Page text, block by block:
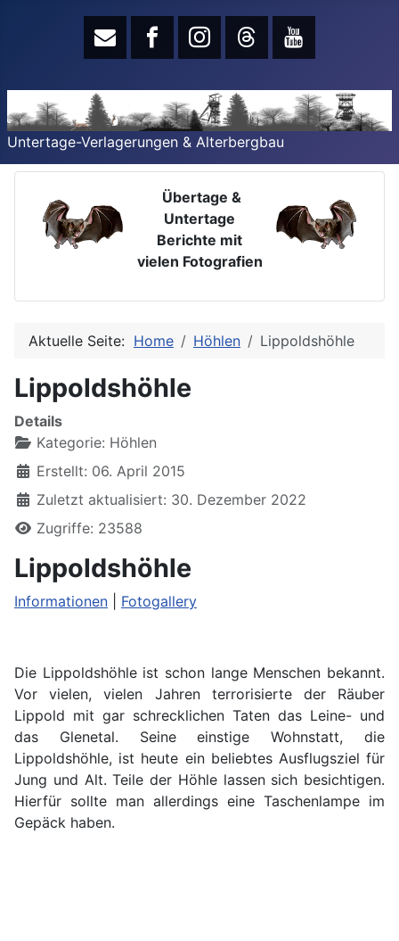
Untertage-Verlagerungen & Alterbergbau
Übertage &
Untertage
Berichte mit
vielen Fotografien
Aktuelle Seite: Home Höhlen Lippoldshöhle
Lippoldshöhle
Details
Kategorie: Höhlen
Erstellt: 06. April 2015
Zuletzt aktualisiert: 30. Dezember 2022
Zugriffe: 23588
Lippoldshöhle
Informationen Fotogallery
Die Lippoldshöhle ist schon lange Menschen bekannt.
Vor vielen, vielen Jahren terrorisierte der Räuber
Lippold mit gar schrecklichen Taten das Leine- und
das Glenetal. Seine einstige Wohnstatt, die
Lippoldshöhle, ist heute ein beliebtes Ausflugsziel für
Jung und Alt. Teile der Höhle lassen sich besichtigen.
Hierfür sollte man allerdings eine Taschenlampe im
Gepäck haben.